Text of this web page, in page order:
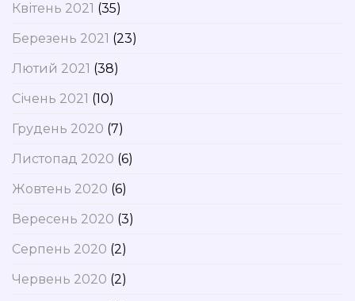
Квітень 2021 (35)
Березень 2021 (23)
Лютий 2021 (38)
Січень 2021 (10)
Грудень 2020 (7)
Листопад 2020 (6)
Жовтень 2020 (6)
Вересень 2020 (3)
Серпень 2020 (2)
Червень 2020 (2)